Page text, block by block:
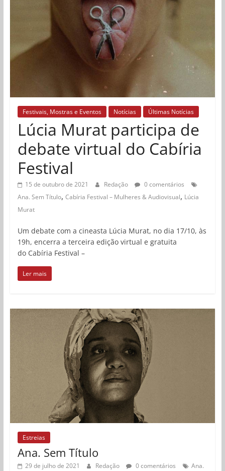
Festivais, Mostras e Eventos Notícias Últimas Notícias
Lúcia Murat participa de
debate virtual do Cabíria
Festival
15 de outubro de 2021 Redação
0 comentários
Ana. Sem Título, Cabíria Festival – Mulheres & Audiovisual, Lúcia
Murat
Um debate com a cineasta Lúcia Murat, no dia 17/10, às
19h, encerra a terceira edição virtual e gratuita
do Cabíria Festival –
Ler mais
Estreias
Ana. Sem Título
29 de julho de 2021 Redação 0 comentários
Ana.